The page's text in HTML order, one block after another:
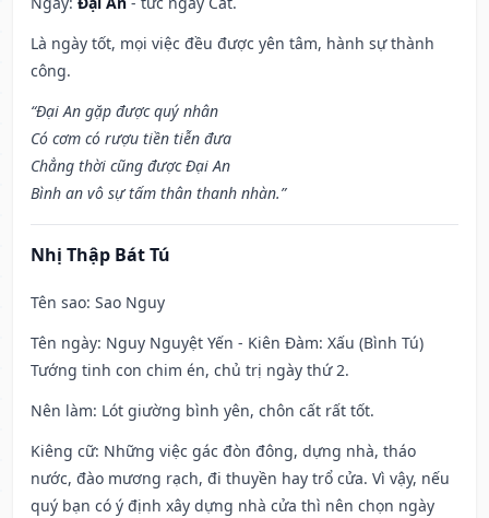
Là ngày tốt, mọi việc đều được yên tâm, hành sự thành
công.
“Đại An gặp được quý nhân
Có cơm có rượu tiền tiễn đưa
Chẳng thời cũng được Đại An
Bình an vô sự tấm thân thanh nhàn.”
Nhị Thập Bát Tú
Tên sao: Sao Nguy
Tên ngày: Nguy Nguyệt Yến - Kiên Đàm: Xấu (Bình Tú)
Tướng tinh con chim én, chủ trị ngày thứ 2.
Nên làm: Lót giường bình yên, chôn cất rất tốt.
Kiêng cữ: Những việc gác đòn đông, dựng nhà, tháo
nước, đào mương rạch, đi thuyền hay trổ cửa. Vì vậy, nếu
quý bạn có ý định xây dựng nhà cửa thì nên chọn ngày